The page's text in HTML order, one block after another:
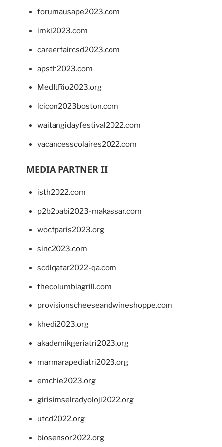
forumausape2023.com
imkl2023.com
careerfaircsd2023.com
apsth2023.com
MedItRio2023.org
lcicon2023boston.com
waitangidayfestival2022.com
vacancesscolaires2022.com
MEDIA PARTNER II
isth2022.com
p2b2pabi2023-makassar.com
wocfparis2023.org
sinc2023.com
scdlqatar2022-qa.com
thecolumbiagrill.com
provisionscheeseandwineshoppe.com
khedi2023.org
akademikgeriatri2023.org
marmarapediatri2023.org
emchie2023.org
girisimselradyoloji2022.org
utcd2022.org
biosensor2022.org